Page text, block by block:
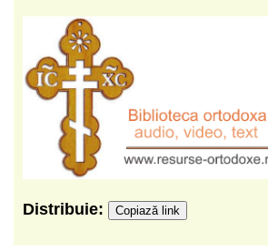
Distribuie: Copiază link